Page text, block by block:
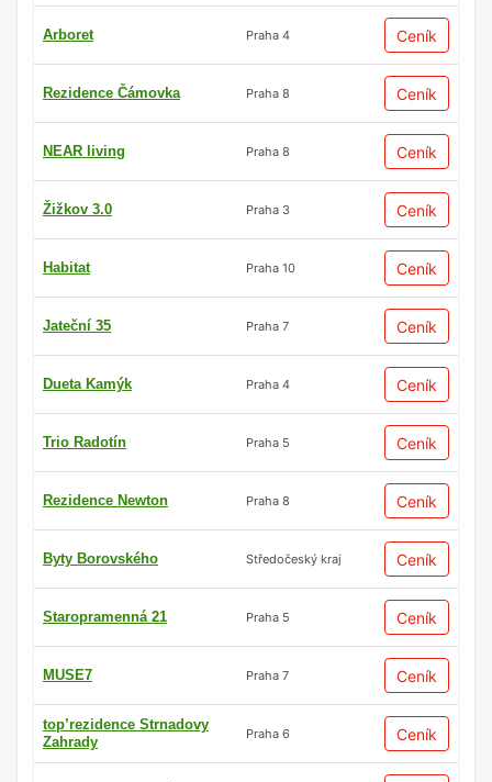
Arboret Praha 4 Ceník
Rezidence Čámovka Praha 8 Ceník
NEAR living Praha 8 Ceník
Žižkov 3.0 Praha 3 Ceník
Habitat Praha 10 Ceník
Jateční 35 Praha 7 Ceník
Dueta Kamýk Praha 4 Ceník
Trio Radotín Praha 5 Ceník
Rezidence Newton Praha 8 Ceník
Byty Borovského Středočeský kraj Ceník
Staropramenná 21 Praha 5 Ceník
MUSE7 Praha 7 Ceník
top’rezidence Strnadovy
Zahrady
Praha 6 Ceník